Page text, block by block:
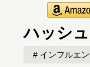
ハッシ
インフルエ